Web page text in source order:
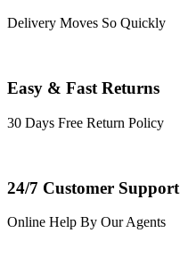
Delivery Moves So Quickly
Easy & Fast Returns
30 Days Free Return Policy
24/7 Customer Support
Online Help By Our Agents